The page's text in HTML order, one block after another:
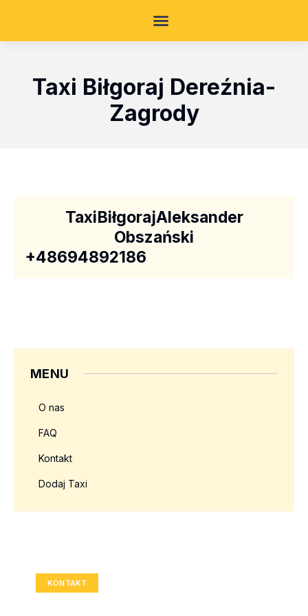
Taxi Biłgoraj Dereźnia-
Zagrody
TaxiBiłgorajAleksander
Obszański
+48694892186
MENU
O nas
FAQ
Kontakt
Dodaj Taxi
KONTAKT